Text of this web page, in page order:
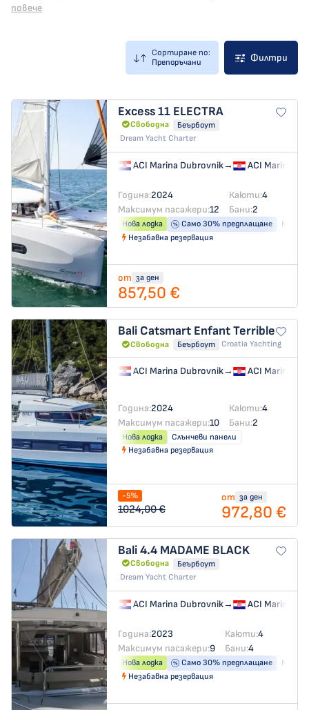
повече
Сортиране по:
Препоръчани
Филтри
Excess 11 ELECTRA
Свободна
Беърбоут
Dream Yacht Charter
ACI Marina Dubrovnik→ ACI Marina
Година:2024 Каюти:4
Максимум пасажери:12 Бани:2
Нова лодка Само 30% предплащане
Незабавна резервация
от за ден
857,50 €
Bali Catsmart Enfant Terrible
Свободна Беърбоут Croatia Yachting
ACI Marina Dubrovnik→ ACI Marina
Година:2024 Каюти:4
Максимум пасажери:10 Бани:2
Нова лодка
Слънчеви панели
Незабавна резервация
-5%
1024,00 €
от за ден
972,80 €
Bali 4.4 MADAME BLACK
Свободна
Беърбоут
Dream Yacht Charter
ACI Marina Dubrovnik→ ACI Marina
Година:2023 Каюти:4
Максимум пасажери:9 Бани:4
Нова лодка Само 30% предплащане
Незабавна резервация